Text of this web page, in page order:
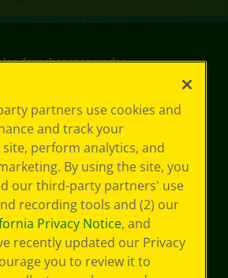
derechos reservados.
partners use cookies and
and track your
perform analytics, and
By using the site, you
our third-party partners' use
recording tools and (2) our
Privacy Notice, and
recently updated our Privacy
you to review it to